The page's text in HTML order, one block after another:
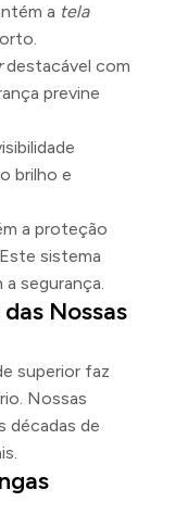
a tela
destacável com
previne
brilho e
a proteção
sistema
segurança.
Nossas
superior faz
Nossas
décadas de